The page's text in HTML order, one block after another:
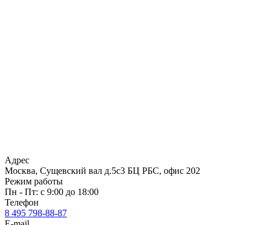
Адрес
Москва, Сущевский вал д.5с3 БЦ РБС, офис 202
Режим работы
Пн - Пт: с 9:00 до 18:00
Телефон
8 495 798-88-87